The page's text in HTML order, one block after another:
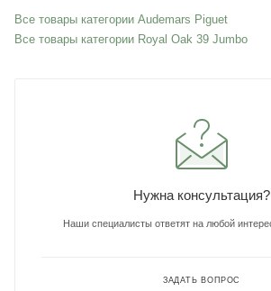
Все товары категории Audemars Piguet
Все товары категории Royal Oak 39 Jumbo
Нужна консультация?
Наши специалисты ответят на любой
ЗАДАТЬ ВОПРОС